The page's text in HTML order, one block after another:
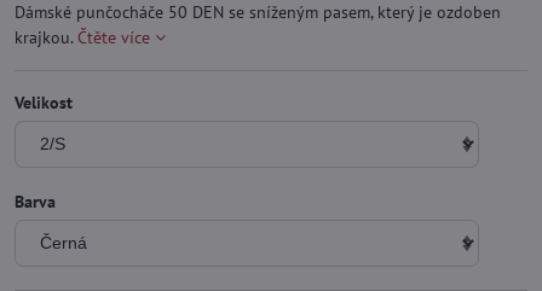
Dámské punčocháče 50 DEN se sníženým pasem, který je ozdoben
krajkou. Čtěte více
Velikost
Barva